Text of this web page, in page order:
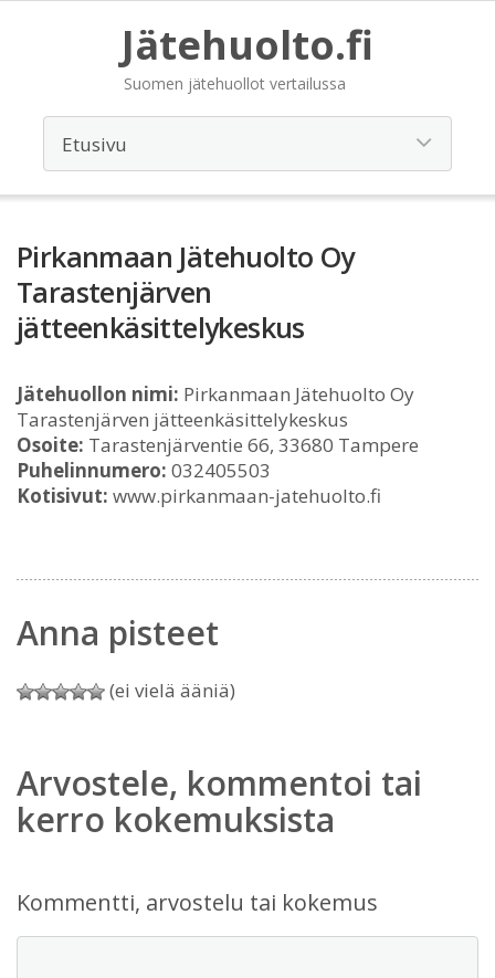
Jätehuolto.fi
Suomen jätehuollot vertailussa
Pirkanmaan Jätehuolto Oy
Tarastenjärven
jätteenkäsittelykeskus
Jätehuollon nimi: Pirkanmaan Jätehuolto Oy
Tarastenjärven jätteenkäsittelykeskus
Osoite: Tarastenjärventie 66, 33680 Tampere
Puhelinnumero: 032405503
Kotisivut: www.pirkanmaan-jatehuolto.fi
Anna pisteet
(ei vielä ääniä)
Arvostele, kommentoi tai
kerro kokemuksista
Kommentti, arvostelu tai kokemus